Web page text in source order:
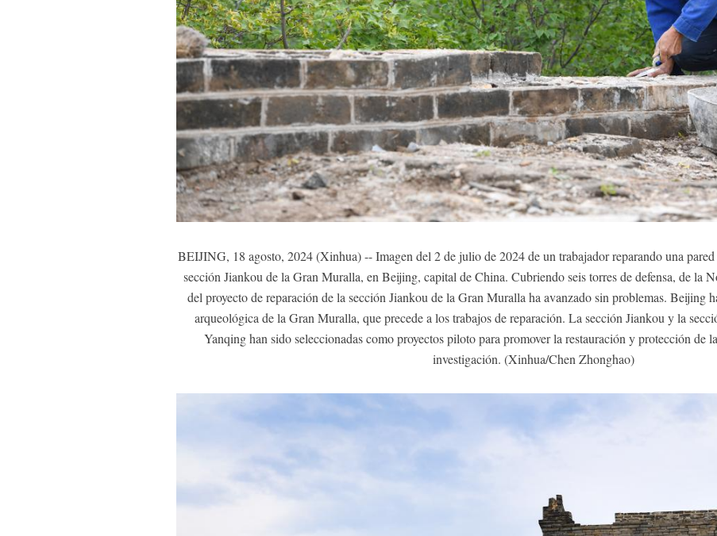
BEIJING, 18 agosto, 2024 (Xinhua) -- Imagen del 2 de julio de 2024 de un trabajador reparando una pared
sección Jiankou de la Gran Muralla, en Beijing, capital de China. Cubriendo seis torres de defensa, de la
del proyecto de reparación de la sección Jiankou de la Gran Muralla ha avanzado sin problemas. Beijing
arqueológica de la Gran Muralla, que precede a los trabajos de reparación. La sección Jiankou y la
Yanqing han sido seleccionadas como proyectos piloto para promover la restauración y protección de
investigación. (Xinhua/Chen Zhonghao)